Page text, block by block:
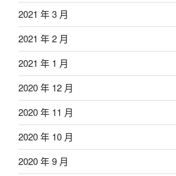
2021 年 3 月
2021 年 2 月
2021 年 1 月
2020 年 12 月
2020 年 11 月
2020 年 10 月
2020 年 9 月